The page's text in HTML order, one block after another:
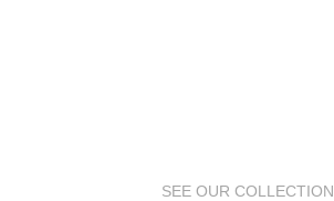
SEE OUR COLLECTION